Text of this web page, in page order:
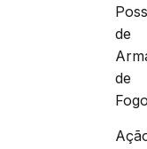
de
de